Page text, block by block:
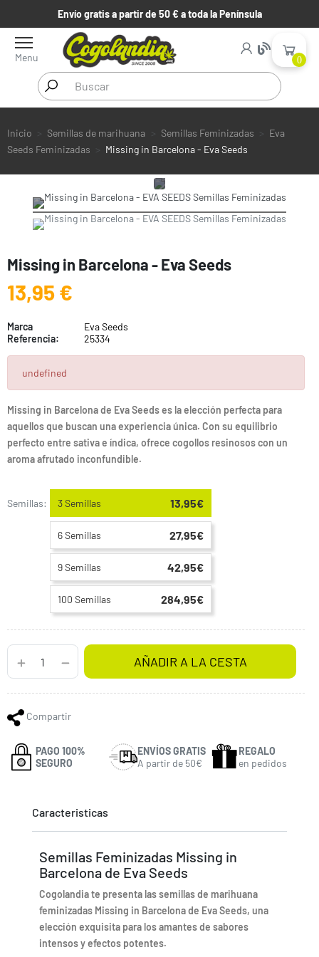
Envío gratis a partir de 50 € a toda la Península
Menu 0
Inicio Semillas de marihuana Semillas Feminizadas
Eva
Seeds Feminizadas
Missing in Barcelona - Eva Seeds
Missing in Barcelona - Eva Seeds
13,95 €
Marca
Eva Seeds
Referencia:
25334
undefined
Missing in Barcelona de Eva Seeds es la elección perfecta para
aquellos que buscan una experiencia única. Con su equilibrio
perfecto entre sativa e índica, ofrece cogollos resinosos con un
aroma afrutado inconfundible.
Semillas: 3 Semillas 13,95€
6 Semillas 27,95€
9 Semillas 42,95€
100 Semillas 284,95€
AÑADIR A LA CESTA
Compartir
PAGO 100%
SEGURO
ENVÍOS GRATIS
A partir de 50€
REGALO
en pedidos
Caracteristicas
Semillas Feminizadas Missing in
Barcelona de Eva Seeds
Cogolandia te presenta las semillas de marihuana
feminizadas Missing in Barcelona de Eva Seeds, una
elección exquisita para los amantes de sabores
intensos y efectos potentes.